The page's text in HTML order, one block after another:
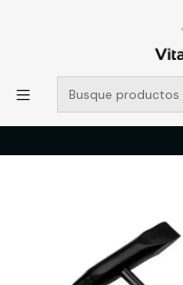
POR SISTEMA FRONTAL
MUCHAS GRACIAS +569
Inicio Catálogo
MARTILLO